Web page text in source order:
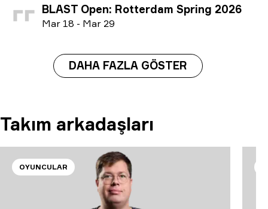
BLAST Open: Rotterdam Spring 2026
Mar 18 - Mar 29
DAHA FAZLA GÖSTER
Takım arkadaşları
OYUNCULAR